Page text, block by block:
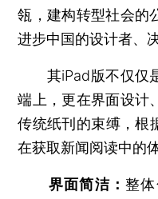
瓴，建构转型社会的
进步中国的设计者、
其iPad版不仅仅是
端上，更在界面设计
传统纸刊的束缚，根
在获取新闻阅读中的体
界面简洁：整